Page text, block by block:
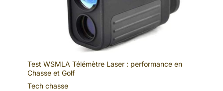
Test WSMLA Télémètre Laser : performance en
Chasse et Golf
Tech chasse